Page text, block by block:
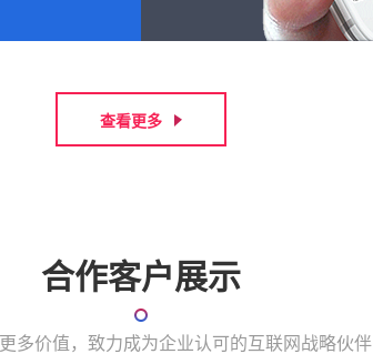
查看更多
合作客户展示
多价值，致力成为企业认可的互联网战略伙伴